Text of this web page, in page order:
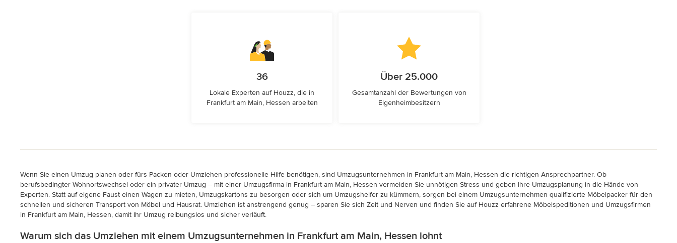
36
Lokale Experten auf Houzz, die in
Frankfurt am Main, Hessen arbeiten
Über 25.000
Gesamtanzahl der Bewertungen von
Eigenheimbesitzern
Wenn Sie einen Umzug planen oder fürs Packen oder Umziehen professionelle Hilfe benötigen, sind Umzugsunternehmen in Frankfurt am Main, Hessen die richtigen Ansprechpartner. Ob
berufsbedingter Wohnortswechsel oder ein privater Umzug – mit einer Umzugsfirma in Frankfurt am Main, Hessen vermeiden Sie unnötigen Stress und geben Ihre Umzugsplanung in die Hände von
Experten. Statt auf eigene Faust einen Wagen zu mieten, Umzugskartons zu besorgen oder sich um Umzugshelfer zu kümmern, sorgen bei einem Umzugsunternehmen qualifizierte Möbelpacker für den
schnellen und sicheren Transport von Möbel und Hausrat. Umziehen ist anstrengend genug – sparen Sie sich Zeit und Nerven und finden Sie auf Houzz erfahrene Möbelspeditionen und Umzugsfirmen
in Frankfurt am Main, Hessen, damit Ihr Umzug reibungslos und sicher verläuft.
Warum sich das Umziehen mit einem Umzugsunternehmen in Frankfurt am Main, Hessen lohnt